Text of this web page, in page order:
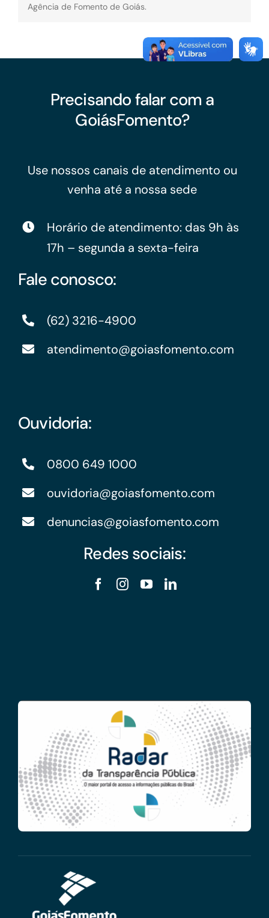
Agência de Fomento de Goiás.
Precisando falar com a
GoiásFomento?
Use nossos canais de atendimento ou
venha até a nossa sede
Horário de atendimento: das 9h às
17h – segunda a sexta-feira
Fale conosco:
(62) 3216-4900
atendimento@goiasfomento.com
Ouvidoria:
0800 649 1000
ouvidoria@goiasfomento.com
denuncias@goiasfomento.com
Redes sociais: